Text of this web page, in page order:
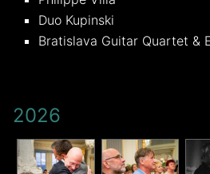
Duo Kupinski
Bratislava Guitar Quartet &
2026